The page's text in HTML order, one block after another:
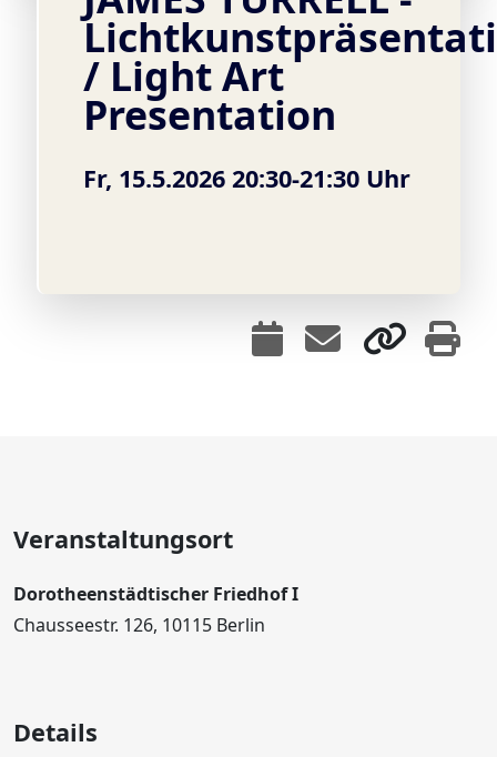
/ Light Art
Presentation
Fr, 15.5.2026 20:30-21:30 Uhr
Veranstaltungsort
Dorotheenstädtischer Friedhof I
Chausseestr. 126, 10115 Berlin
Details